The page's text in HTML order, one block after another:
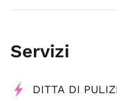
Servizi
DITTA DI